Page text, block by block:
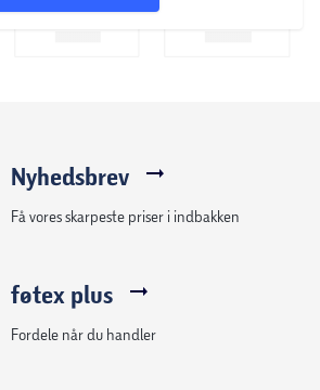
Nyhedsbrev
Få vores skarpeste priser i indbakken
føtex plus
Fordele når du handler